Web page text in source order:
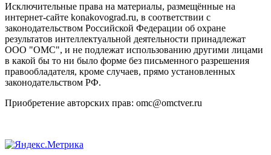
Исключительные права на материалы, размещённые на
интернет-сайте konakovograd.ru, в соответствии с
законодательством Российской Федерации об охране
результатов интеллектуальной деятельности принадлежат
ООО "ОМС", и не подлежат использованию другими лицами
в какой бы то ни было форме без письменного разрешения
правообладателя, кроме случаев, прямо установленных
законодательством РФ.
Приобретение авторских прав: omc@omctver.ru